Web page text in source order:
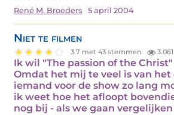
René M. Broeders 5 april 2004
Niet te filmen
3.7 met 43 stemmen 3.061
Ik wil "The passion of the
Omdat het mij te veel is van het
iemand voor de show zo lang
ik weet hoe het afloopt
nog bij - als we gaan